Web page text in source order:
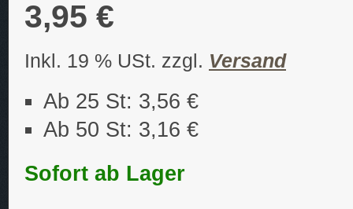
3,95 €
Inkl. 19 % USt. zzgl. Versand
Ab 25 St: 3,56 €
Ab 50 St: 3,16 €
Sofort ab Lager